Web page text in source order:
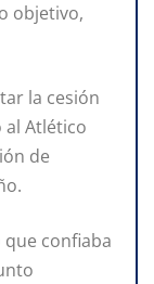
objetivo,
la cesión
al Atlético
de
confiaba